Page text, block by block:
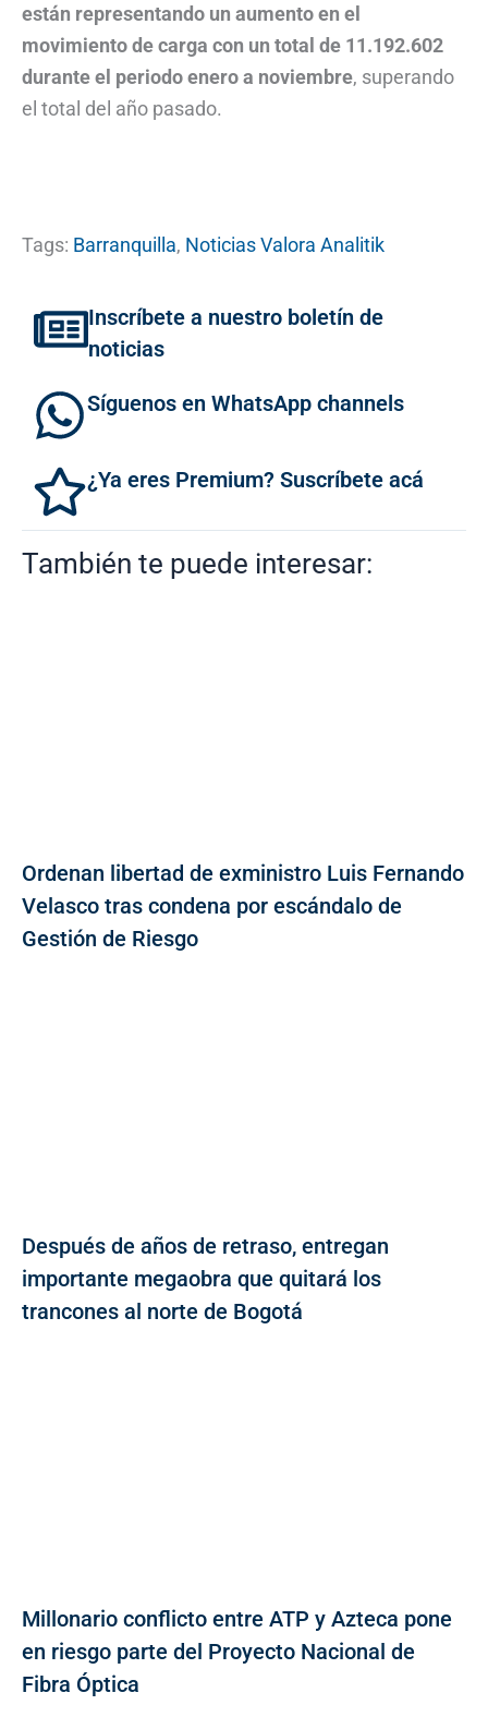
están representando un aumento en el
movimiento de carga con un total de 11.192.602
durante el periodo enero a noviembre, superando
el total del año pasado.
Tags: Barranquilla, Noticias Valora Analitik
Inscríbete a nuestro boletín de
noticias
Síguenos en WhatsApp channels
¿Ya eres Premium? Suscríbete acá
También te puede interesar:
Ordenan libertad de exministro Luis Fernando
Velasco tras condena por escándalo de
Gestión de Riesgo
Después de años de retraso, entregan
importante megaobra que quitará los
trancones al norte de Bogotá
Millonario conflicto entre ATP y Azteca pone
en riesgo parte del Proyecto Nacional de
Fibra Óptica